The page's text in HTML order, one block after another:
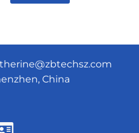
China